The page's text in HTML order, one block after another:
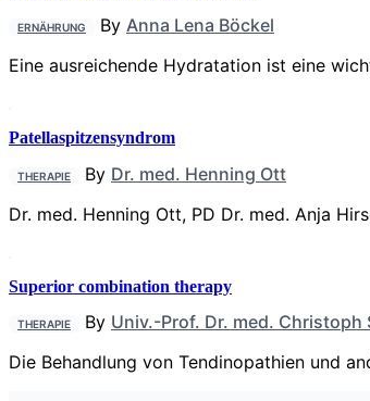
ERNÄHRUNG By Anna Lena Böckel
Eine ausreichende Hydratation ist eine
Patellaspitzensyndrom
THERAPIE By Dr. med. Henning Ott
Dr. med. Henning Ott, PD Dr. med. Anja
Superior combination therapy
THERAPIE By Univ.-Prof. Dr. med. Christoph
Die Behandlung von Tendinopathien und